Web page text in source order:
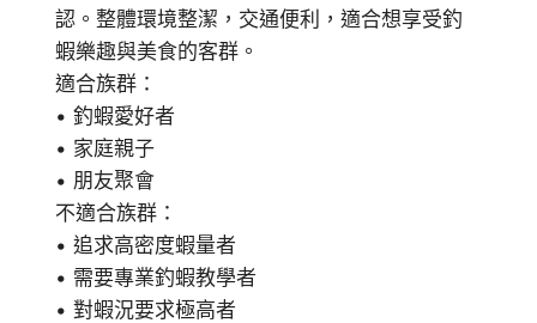
認。整體環境整潔，交通便利，適合想享受釣
蝦樂趣與美食的客群。
適合族群：
• 釣蝦愛好者
• 家庭親子
• 朋友聚會
不適合族群：
• 追求高密度蝦量者
• 需要專業釣蝦教學者
• 對蝦況要求極高者